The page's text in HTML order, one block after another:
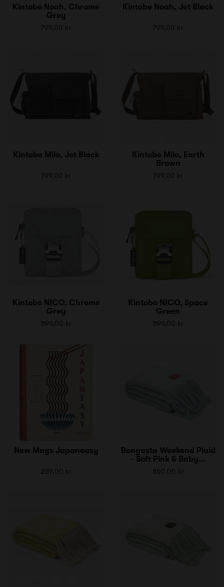
Kintobe Noah, Chrome
Grey
799,00 kr
Kintobe Noah, Jet Black
799,00 kr
Kintobe Milo, Jet Black
799,00 kr
Kintobe Milo, Earth
Brown
799,00 kr
Kintobe NICO, Chrome
Grey
599,00 kr
Kintobe NICO, Space
Green
599,00 kr
New Mags Japaneasy
239,00 kr
Bongusta Weekend Plaid
- Soft Pink & Baby...
850,00 kr